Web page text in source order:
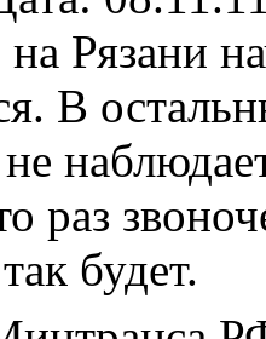
Рязани
В
не
раз
будет.